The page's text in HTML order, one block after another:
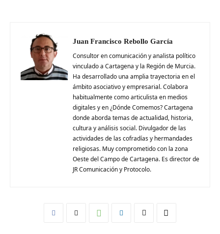
Juan Francisco Rebollo García
Consultor en comunicación y analista político
vinculado a Cartagena y la Región de Murcia.
Ha desarrollado una amplia trayectoria en el
ámbito asociativo y empresarial. Colabora
habitualmente como articulista en medios
digitales y en ¿Dónde Comemos? Cartagena
donde aborda temas de actualidad, historia,
cultura y análisis social. Divulgador de las
actividades de las cofradías y hermandades
religiosas. Muy comprometido con la zona
Oeste del Campo de Cartagena. Es director de
JR Comunicación y Protocolo.